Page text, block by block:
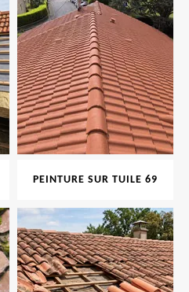
PEINTURE SUR TUILE 69